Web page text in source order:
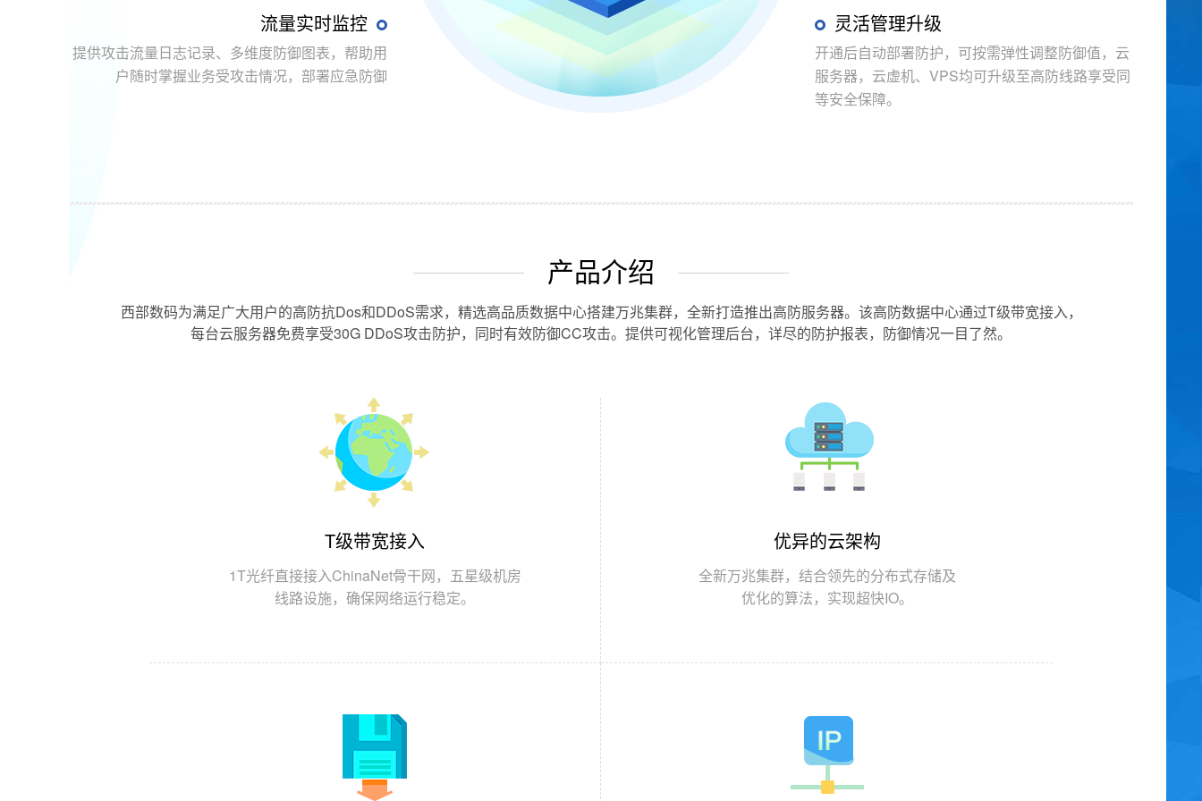
流量实时监控
提供攻击流量日志记录、多维度防御图表，帮助用
户随时掌握业务受攻击情况，部署应急防御
灵活管理升级
开通后自动部署防护，可按需弹性调整防御值，云
服务器，云虚机、VPS均可升级至高防线路享受同
等安全保障。
产品介绍
西部数码为满足广大用户的高防抗Dos和DDoS需求，精选高品质数据中心搭建万兆集群，全新打造推出高防服务器。该高防数据中心通过T级带宽接入，
每台云服务器免费享受30G DDoS攻击防护，同时有效防御CC攻击。提供可视化管理后台，详尽的防护报表，防御情况一目了然。
T级带宽接入
1T光纤直接接入ChinaNet骨干网，五星级机房
线路设施，确保网络运行稳定。
优异的云架构
全新万兆集群，结合领先的分布式存储及
优化的算法，实现超快IO。